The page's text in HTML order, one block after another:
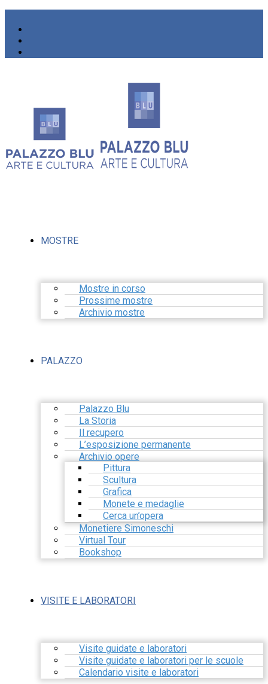
MOSTRE
Mostre in corso
Prossime mostre
Archivio mostre
PALAZZO
Palazzo Blu
La Storia
Il recupero
L’esposizione permanente
Archivio opere
Pittura
Scultura
Grafica
Monete e medaglie
Cerca un’opera
Monetiere Simoneschi
Virtual Tour
Bookshop
VISITE E LABORATORI
Visite guidate e laboratori
Visite guidate e laboratori per le scuole
Calendario visite e laboratori